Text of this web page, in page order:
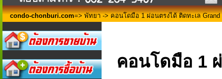
condo-chonburi.com=> พัทยา -> คอนโดมือ 1 ผ่อนตรงได้ ติดทะเล
คอนโดมือ 1